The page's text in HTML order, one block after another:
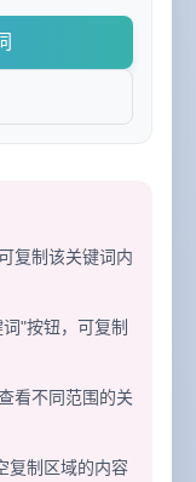
复制该关键词内
"按钮，可复制
看不同范围的关
复制区域的内容